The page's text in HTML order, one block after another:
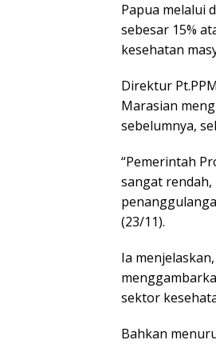
Papua melalui
sebesar 15%
kesehatan
Direktur
Marasian
sebelumnya,
“Pemerintah
sangat
(23/11).
Ia
sektor
Bahkan